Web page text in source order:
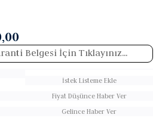
Belgesi İçin Tıklayınız...
İstek Listeme Ekle
Fiyat Düşünce Haber Ver
Gelince Haber Ver